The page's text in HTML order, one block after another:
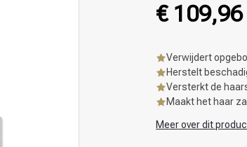
€
Verwijdert
Herstelt
Versterkt de
Maakt het haar
Meer over dit